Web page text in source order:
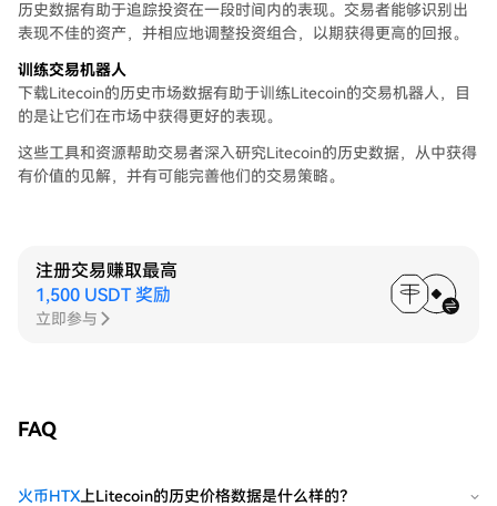
历史数据有助于追踪投资在一段时间内的表现。交易者能够识别出
表现不佳的资产，并相应地调整投资组合，以期获得更高的回报。
训练交易机器人
下载Litecoin的历史市场数据有助于训练Litecoin的交易机器人，目
的是让它们在市场中获得更好的表现。
这些工具和资源帮助交易者深入研究Litecoin的历史数据，从中获得
有价值的见解，并有可能完善他们的交易策略。
注册交易赚取最高
1,500 USDT 奖励
立即参与
FAQ
火币HTX 上Litecoin的历史价格数据是什么样的？